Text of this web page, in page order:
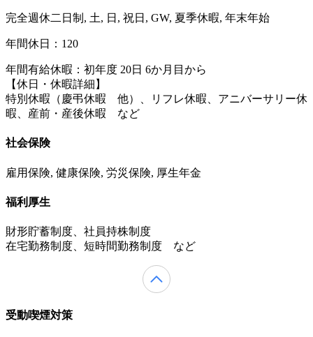
完全週休二日制, 土, 日, 祝日, GW, 夏季休暇, 年末年始
年間休日：120
年間有給休暇：初年度 20日 6か月目から
【休日・休暇詳細】
特別休暇（慶弔休暇 他）、リフレ休暇、アニバーサリー休
暇、産前・産後休暇 など
社会保険
雇用保険, 健康保険, 労災保険, 厚生年金
福利厚生
財形貯蓄制度、社員持株制度
在宅勤務制度、短時間勤務制度 など
受動喫煙対策